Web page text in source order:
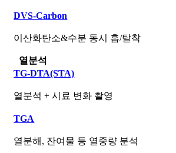
DVS-Carbon
이산화탄소&수분 동시 흡/탈착
열분석
TG-DTA(STA)
열분석 + 시료 변화 촬영
TGA
열분해, 잔여물 등 열중량 분석